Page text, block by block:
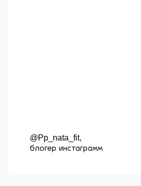
@Pp_nata_fit,
блогер инстаграмм